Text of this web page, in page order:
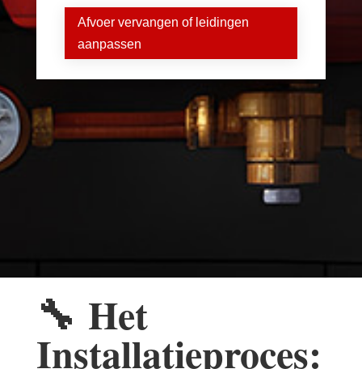
Afvoer vervangen of leidingen
aanpassen
🔧 Het
Installatieproces: